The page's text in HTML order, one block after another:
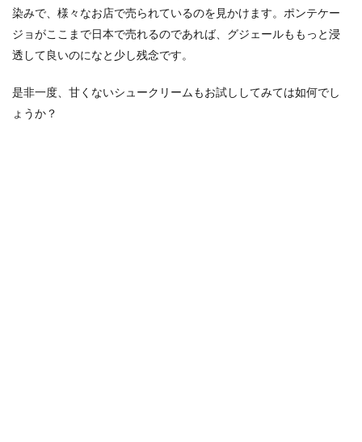
染みで、様々なお店で売られているのを見かけます。ポンテケー
ジョがここまで日本で売れるのであれば、グジェールももっと浸
透して良いのになと少し残念です。
是非一度、甘くないシュークリームもお試ししてみては如何でし
ょうか？